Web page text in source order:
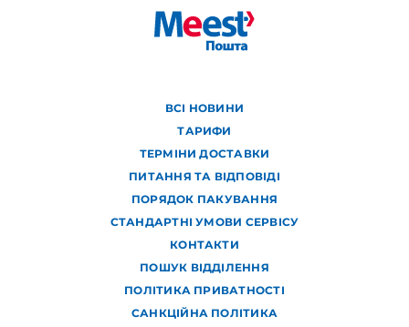
ВСІ НОВИНИ
ТАРИФИ
ТЕРМІНИ ДОСТАВКИ
ПИТАННЯ ТА ВІДПОВІДІ
ПОРЯДОК ПАКУВАННЯ
СТАНДАРТНІ УМОВИ СЕРВІСУ
КОНТАКТИ
ПОШУК ВІДДІЛЕННЯ
ПОЛІТИКА ПРИВАТНОСТІ
САНКЦІЙНА ПОЛІТИКА